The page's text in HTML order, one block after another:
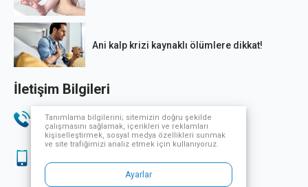
Ani kalp krizi kaynaklı ölümlere dikkat!
İletişim Bilgileri
Telefon
444 33 32
444 33 32
Tanımlama bilgilerini; sitemizin doğru şekilde
çalışmasını sağlamak, içerikleri ve reklamları
kişiselleştirmek, sosyal medya özellikleri sunmak
ve site trafiğimizi analiz etmek için kullanıyoruz.
Ayarlar